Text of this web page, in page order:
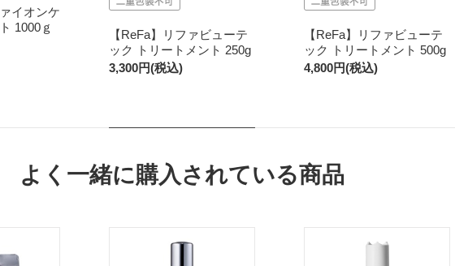
イオンケ
1000ｇ
【ReFa】リファビューテ
ック トリートメント 250g
3,300円(税込)
【ReFa】リファビューテ
ック トリートメント 500g
4,800円(税込)
よく一緒に購入されている商品